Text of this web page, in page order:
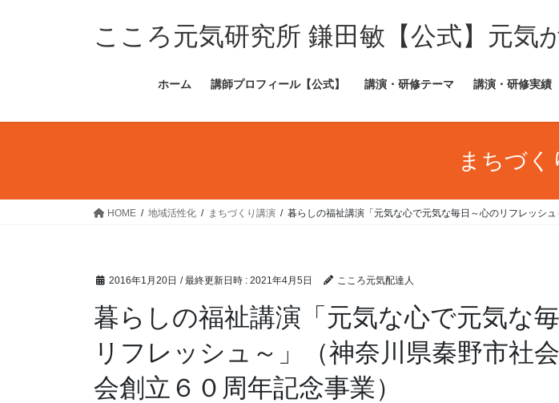
ス
ン
こころ元気研究所 鎌田敏【公式】元気
ホーム 講師プロフィール【公式】 講演・研修テーマ 講演・研修実績
まちづく
HOME 地域活性化 まちづくり講演 暮らしの福祉講演「元気な心で元気な毎日～心のリフレッシ
2016年1月20日 / 最終更新日時 : 2021年4月5日 こころ元気配達人
暮らしの福祉講演「元気な心で元気な
リフレッシュ～」（神奈川県秦野市社
会創立６０周年記念事業）